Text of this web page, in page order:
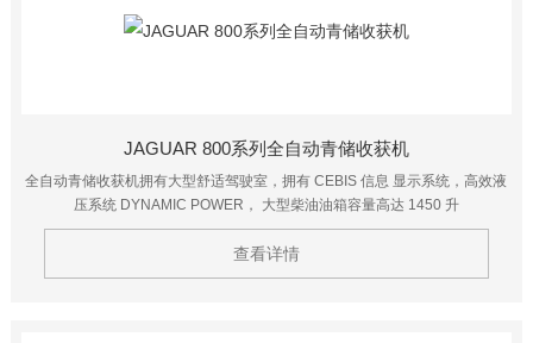
JAGUAR 800系列全自动青储收获机
全自动青储收获机拥有大型舒适驾驶室，拥有 CEBIS 信息 显示系统，高效液
压系统 DYNAMIC POWER， 大型柴油油箱容量高达 1450 升
查看详情